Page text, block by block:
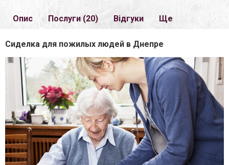
Опис Послуги (20) Відгуки Ще
Сиделка для пожилых людей в Днепре